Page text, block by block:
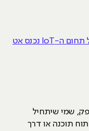
(דרך אגב, שכל תחום ה-IoT נכנס אט
שמי שיתחיל
תוכנה או דרך